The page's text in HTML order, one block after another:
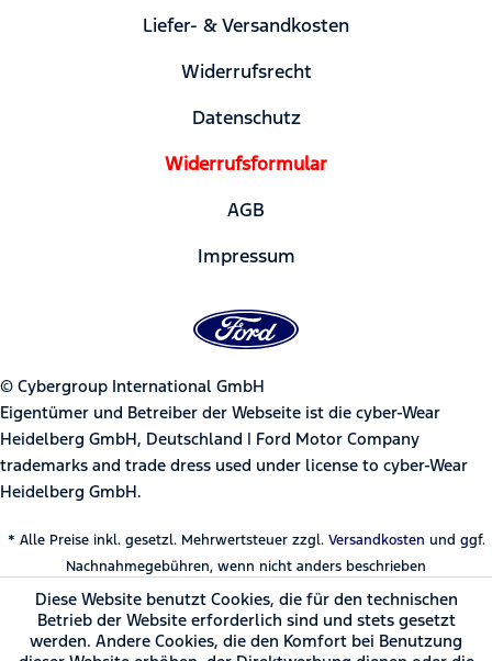
Liefer- & Versandkosten
Widerrufsrecht
Datenschutz
Widerrufsformular
AGB
Impressum
© Cybergroup International GmbH
Eigentümer und Betreiber der Webseite ist die cyber-Wear
Heidelberg GmbH, Deutschland | Ford Motor Company
trademarks and trade dress used under license to cyber-Wear
Heidelberg GmbH.
* Alle Preise inkl. gesetzl. Mehrwertsteuer zzgl. Versandkosten und ggf.
Nachnahmegebühren, wenn nicht anders beschrieben
Diese Website benutzt Cookies, die für den technischen
Betrieb der Website erforderlich sind und stets gesetzt
werden. Andere Cookies, die den Komfort bei Benutzung